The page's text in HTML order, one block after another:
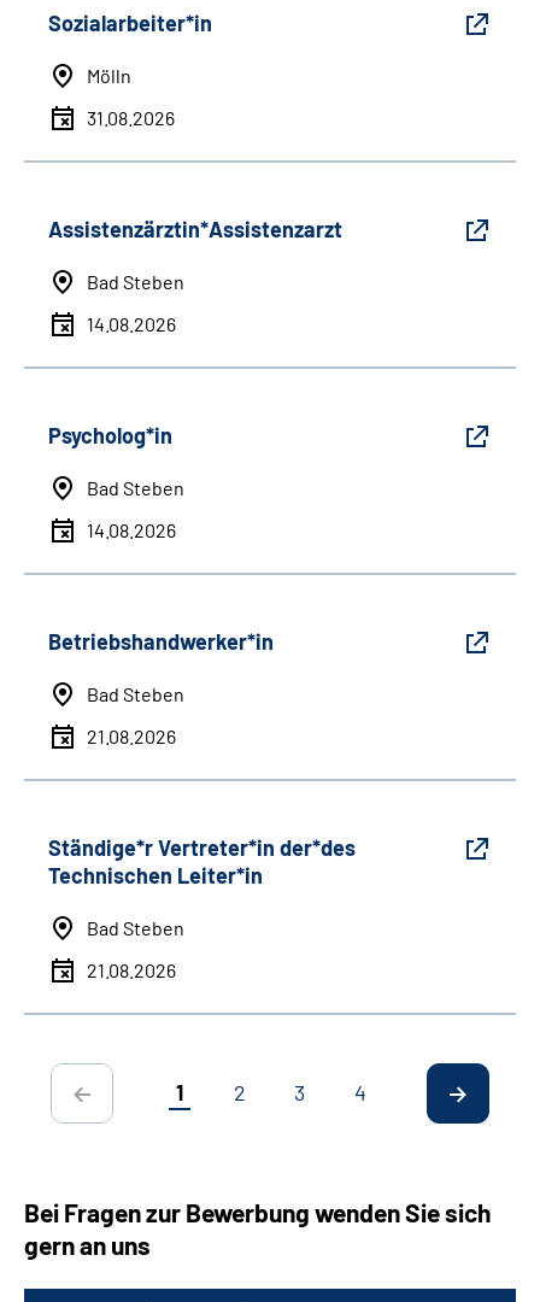
Sozialarbeiter*in
Mölln
31.08.2026
Assistenzärztin*Assistenzarzt
Bad Steben
14.08.2026
Psycholog*in
Bad Steben
14.08.2026
Betriebshandwerker*in
Bad Steben
21.08.2026
Ständige*r Vertreter*in der*des
Technischen Leiter*in
Bad Steben
21.08.2026
1 2 3 4
Bei Fragen zur Bewerbung wenden Sie sich
gern an uns